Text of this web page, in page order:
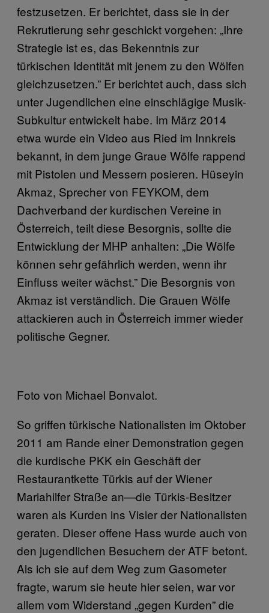
festzusetzen. Er berichtet, dass sie in der
Rekrutierung sehr geschickt vorgehen: „Ihre
Strategie ist es, das Bekenntnis zur
türkischen Identität mit jenem zu den Wölfen
gleichzusetzen.” Er berichtet auch, dass sich
unter Jugendlichen eine einschlägige Musik-
Subkultur entwickelt habe. Im März 2014
etwa wurde ein Video aus Ried im Innkreis
bekannt, in dem junge Graue Wölfe rappend
mit Pistolen und Messern posieren. Hüseyin
Akmaz, Sprecher von FEYKOM, dem
Dachverband der kurdischen Vereine in
Österreich, teilt diese Besorgnis, sollte die
Entwicklung der MHP anhalten: „Die Wölfe
können sehr gefährlich werden, wenn ihr
Einfluss weiter wächst.” Die Besorgnis von
Akmaz ist verständlich. Die Grauen Wölfe
attackieren auch in Österreich immer wieder
politische Gegner.
Foto von Michael Bonvalot.
So griffen türkische Nationalisten im Oktober
2011 am Rande einer Demonstration gegen
die kurdische PKK ein Geschäft der
Restaurantkette Türkis auf der Wiener
Mariahilfer Straße an—die Türkis-Besitzer
waren als Kurden ins Visier der Nationalisten
geraten. Dieser offene Hass wurde auch von
den jugendlichen Besuchern der ATF betont.
Als ich sie auf dem Weg zum Gasometer
fragte, warum sie heute hier seien, war vor
allem vom Widerstand „gegen Kurden” die